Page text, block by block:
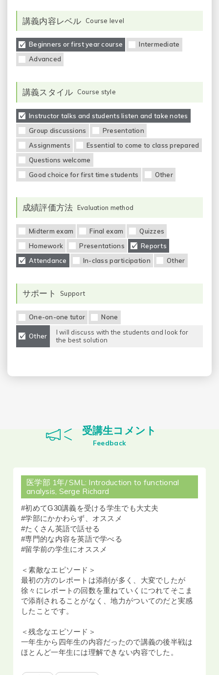
講義内容レベル Course level
Beginners or first year course
Intermediate
Advanced
講義スタイル Course style
Instructor talks and students listen and take notes
Group discussions
Presentation
Assignments
Essential to come to class prepared
Questions welcome
Good choice for first time students
Other
成績評価方法 Evaluation method
Midterm exam Final exam
Quizzes
Homework
Presentations
Reports
Attendance
In-class participation Other
サポート Support
One-on-one tutor None
Other
I will discuss with the students and look for
the best solution
受講生コメント
Feedback
医学部 1年/ SML: Introduction to functional
analysis, Serge Richard
#初めてG30講義を受ける学生でも大丈夫
#学部にかかわらず、オススメ
#たくさん英語で話せる
#専門的な内容を英語で学べる
#留学前の学生にオススメ
＜素敵なエピソード＞
最初の方のレポートは添削が多く、大変でしたが
徐々にレポートの回数を重ねていくにつれてそこま
で添削されることがなく、地力がついてのだと実感
したことです。
＜残念なエピソード＞
一年生から四年生の内容だったので講義の後半戦は
ほとんど一年生には理解できない内容でした。